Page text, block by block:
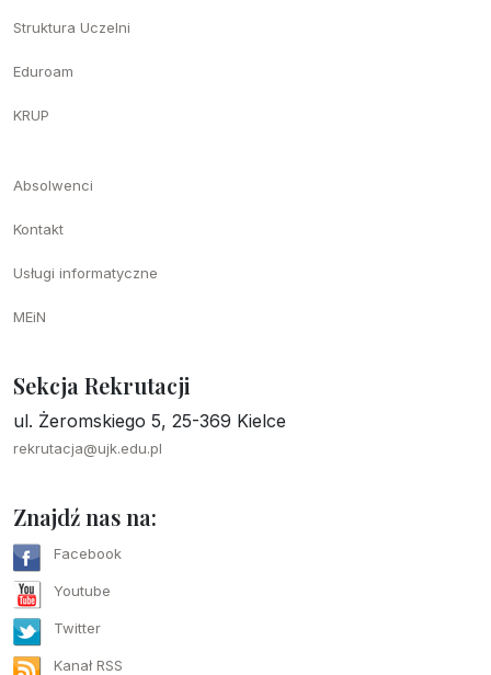
Struktura Uczelni
Eduroam
KRUP
Absolwenci
Kontakt
Usługi informatyczne
MEiN
Sekcja Rekrutacji
ul. Żeromskiego 5, 25-369 Kielce
rekrutacja@ujk.edu.pl
Znajdź nas na:
Facebook
Youtube
Twitter
Kanał RSS